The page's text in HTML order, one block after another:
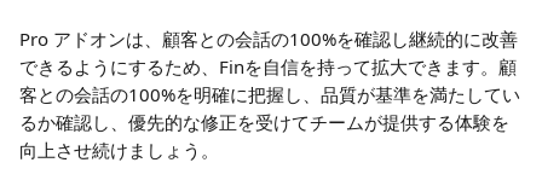
Pro アドオンは、顧客との会話の100%を確認し継続的に改善
できるようにするため、Finを自信を持って拡大できます。顧
客との会話の100%を明確に把握し、品質が基準を満たしてい
るか確認し、優先的な修正を受けてチームが提供する体験を
向上させ続けましょう。